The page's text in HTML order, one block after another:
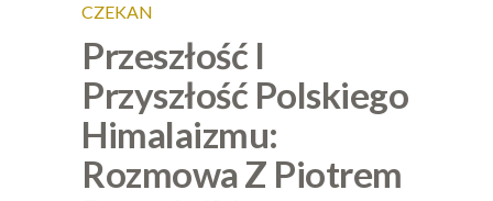
CZEKAN
Przeszłość I
Przyszłość Polskiego
Himalaizmu:
Rozmowa Z Piotrem